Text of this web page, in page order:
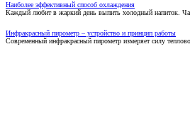
Наиболее эффективный способ охлаждения
Каждый любит в жаркий день выпить холодный напиток.
Инфракрасный пирометр – устройство и принцип работы
Современный инфракрасный пирометр измеряет силу